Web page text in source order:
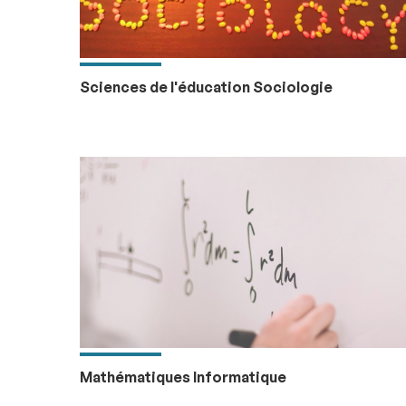
Sciences de l'éducation Sociologie
Mathématiques Informatique